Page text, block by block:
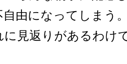
自由になってしまう
に見返りがあるわけ